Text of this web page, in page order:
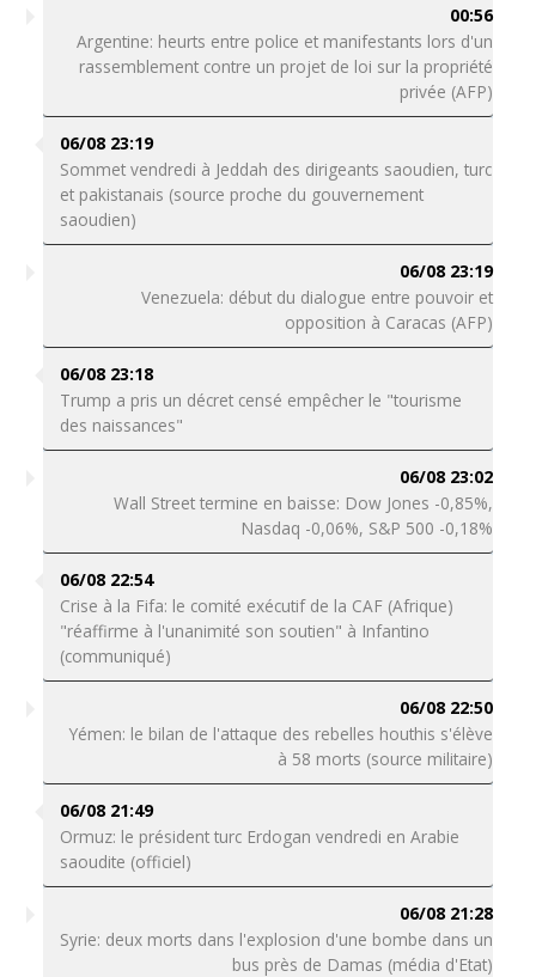
00:56
Argentine: heurts entre police et manifestants lors d'un
rassemblement contre un projet de loi sur la propriété
privée (AFP)
06/08 23:19
Sommet vendredi à Jeddah des dirigeants saoudien, turc
et pakistanais (source proche du gouvernement
saoudien)
06/08 23:19
Venezuela: début du dialogue entre pouvoir et
opposition à Caracas (AFP)
06/08 23:18
Trump a pris un décret censé empêcher le "tourisme
des naissances"
06/08 23:02
Wall Street termine en baisse: Dow Jones -0,85%,
Nasdaq -0,06%, S&P 500 -0,18%
06/08 22:54
Crise à la Fifa: le comité exécutif de la CAF (Afrique)
"réaffirme à l'unanimité son soutien" à Infantino
(communiqué)
06/08 22:50
Yémen: le bilan de l'attaque des rebelles houthis s'élève
à 58 morts (source militaire)
06/08 21:49
Ormuz: le président turc Erdogan vendredi en Arabie
saoudite (officiel)
06/08 21:28
Syrie: deux morts dans l'explosion d'une bombe dans un
bus près de Damas (média d'Etat)